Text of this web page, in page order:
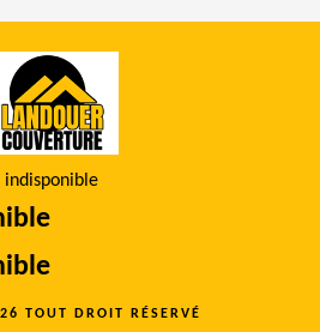
indisponible
TOUT DROIT RÉSERVÉ